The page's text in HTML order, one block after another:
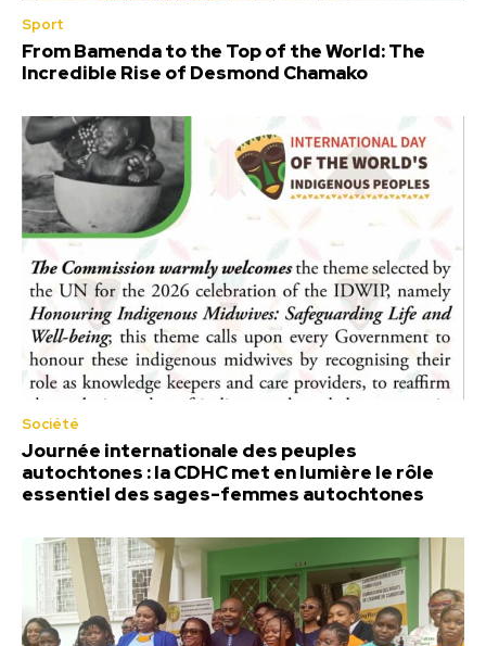
Sport
From Bamenda to the Top of the World: The
Incredible Rise of Desmond Chamako
Société
Journée internationale des peuples
autochtones : la CDHC met en lumière le rôle
essentiel des sages-femmes autochtones